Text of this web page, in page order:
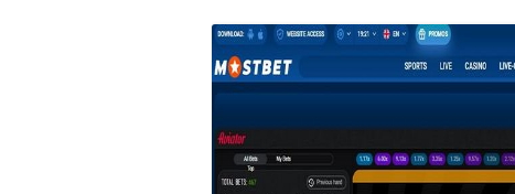
RECETTE CORÉENNE＊韓国風
＊欧米風レシピほか
GÂTEAUX SALÉS＊食事ケーキ
旅行
VOYAGE DANS D’AUTRES PAYS